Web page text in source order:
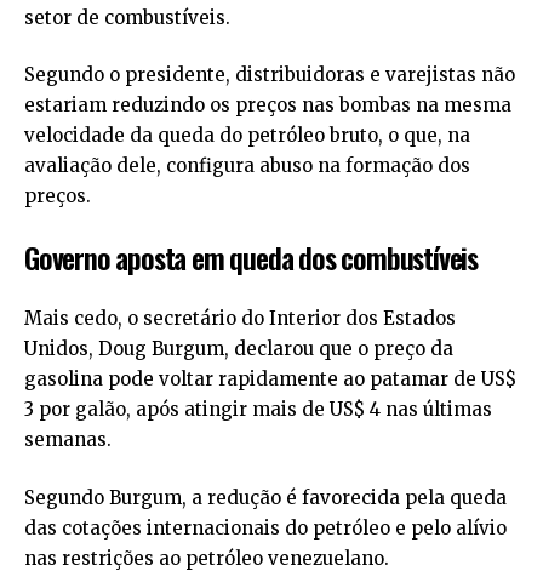
setor de combustíveis.
Segundo o presidente, distribuidoras e varejistas não
estariam reduzindo os preços nas bombas na mesma
velocidade da queda do petróleo bruto, o que, na
avaliação dele, configura abuso na formação dos
preços.
Governo aposta em queda dos combustíveis
Mais cedo, o secretário do Interior dos Estados
Unidos, Doug Burgum, declarou que o preço da
gasolina pode voltar rapidamente ao patamar de US$
3 por galão, após atingir mais de US$ 4 nas últimas
semanas.
Segundo Burgum, a redução é favorecida pela queda
das cotações internacionais do petróleo e pelo alívio
nas restrições ao petróleo venezuelano.